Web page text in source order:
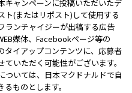
キャンペーンに投稿いただいたデ
ト(またはリポスト)して使用する
ランチャイジーが出稿する広告
媒体、Facebookページ等の
タイアップコンテンツに、応募者
いただく可能性がございます。
ついては、日本マクドナルドで自
ものとします。